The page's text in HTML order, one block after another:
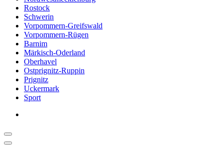
Rostock
Schwerin
Vorpommern-Greifswald
Vorpommern-Rügen
Barnim
Märkisch-Oderland
Oberhavel
Ostprignitz-Ruppin
Prignitz
Uckermark
Sport